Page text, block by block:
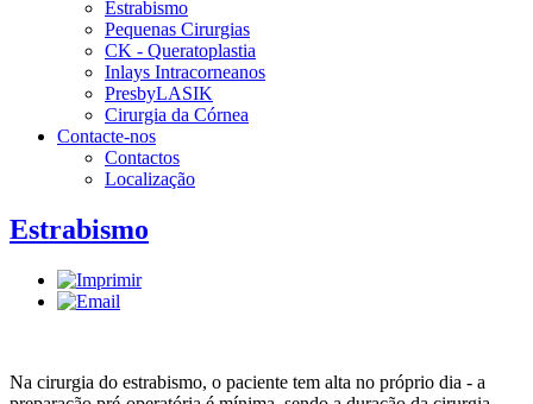
Estrabismo
Pequenas Cirurgias
CK - Queratoplastia
Inlays Intracorneanos
PresbyLASIK
Cirurgia da Córnea
Contacte-nos
Contactos
Localização
Estrabismo
Na cirurgia do estrabismo, o paciente tem alta no próprio dia - a